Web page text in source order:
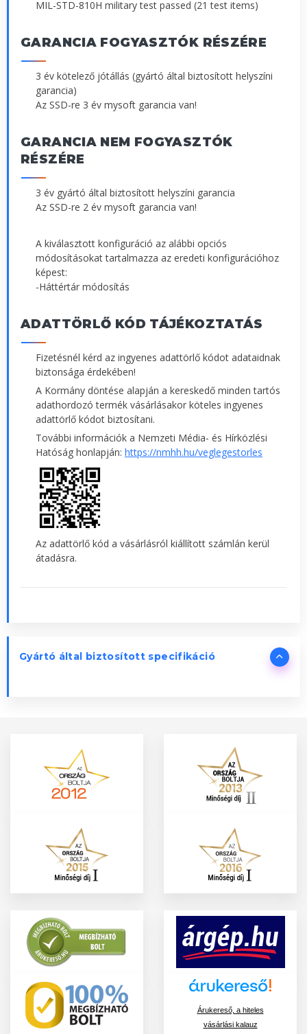
MIL-STD-810H military test passed (21 test items)
GARANCIA FOGYASZTÓK RÉSZÉRE
3 év kötelező jótállás (gyártó által biztosított helyszíni
garancia)
Az SSD-re 3 év mysoft garancia van!
GARANCIA NEM FOGYASZTÓK
RÉSZÉRE
3 év gyártó által biztosított helyszíni garancia
Az SSD-re 2 év mysoft garancia van!
A kiválasztott konfiguráció az alábbi opciós
módosításokat tartalmazza az eredeti konfigurációhoz
képest:
-Háttértár módosítás
ADATTÖRLŐ KÓD TÁJÉKOZTATÁS
Fizetésnél kérd az ingyenes adattörlő kódot adataidnak
biztonsága érdekében!
A Kormány döntése alapján a kereskedő minden tartós
adathordozó termék vásárlásakor köteles ingyenes
adattörlő kódot biztosítani.
További információk a Nemzeti Média- és Hírközlési
Hatóság honlapján: https://nmhh.hu/veglegestorles
Az adattörlő kód a vásárlásról kiállított számlán kerül
átadásra.
Gyártó által biztosított specifikáció
Árukereső, a hiteles
vásárlási kalauz